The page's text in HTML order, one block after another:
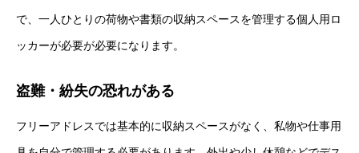
で、一人ひとりの荷物や書類の収納スペースを管理する個人用ロ
ッカーが必要が必要になります。
盗難・紛失の恐れがある
フリーアドレスでは基本的に収納スペースがなく、私物や仕事用